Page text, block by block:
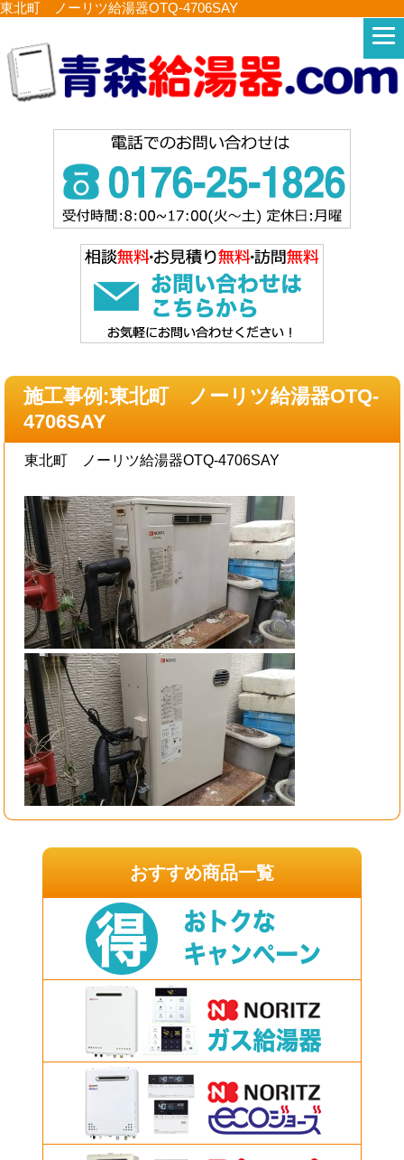
東北町 ノーリツ給湯器OTQ-4706SAY
施工事例:東北町 ノーリツ給湯器OTQ-
4706SAY
東北町 ノーリツ給湯器OTQ-4706SAY
おすすめ商品一覧